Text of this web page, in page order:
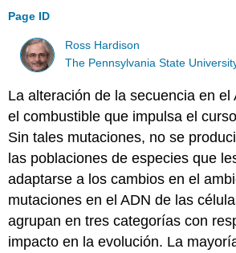
Page ID
Ross Hardison
The Pennsylvania State
La alteración de la secuencia en el
el combustible que impulsa el
Sin tales mutaciones, no se
las poblaciones de especies que
adaptarse a los cambios en el
mutaciones en el ADN de las
agrupan en tres categorías con
impacto en la evolución. La